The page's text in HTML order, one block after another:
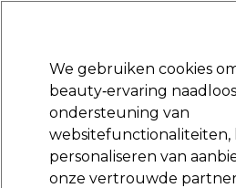
Merken Deals Haar Elektra
Volgende dag
Na verzending,
We gebruiken cookies
beauty‑ervaring
ondersteuning van
websitefunctionaliteiten,
personaliseren van
onze vertrouwde